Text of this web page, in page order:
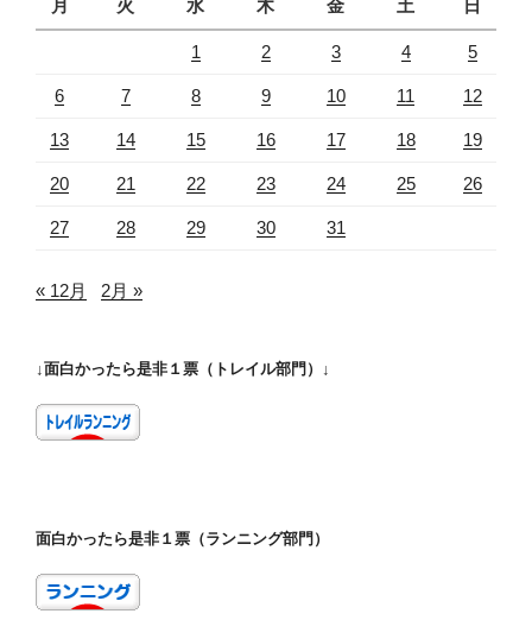
月
火 水 木 金 土 日
1 2 3 4 5
6 7 8 9 10 11 12
13 14 15 16 17 18 19
20 21 22 23 24 25 26
27 28 29 30 31
« 12月 2月 »
↓面白かったら是非１票（トレイル部門）↓
面白かったら是非１票（ランニング部門）